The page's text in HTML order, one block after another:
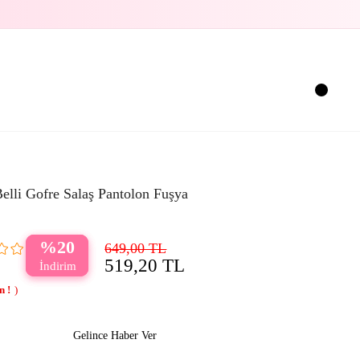
Gofre Salaş Pantolon Fuşya
20 649,00 TL
519,20 TL
Gelince Haber Ver